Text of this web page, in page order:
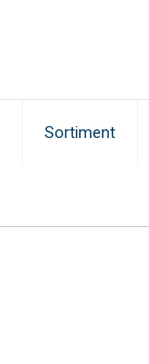
Sortiment